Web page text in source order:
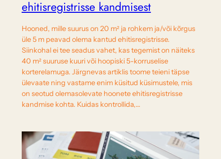
ehitisregistrisse kandmisest
Hooned, mille suurus on 20 m² ja rohkem ja/või kõrgus
üle 5 m peavad olema kantud ehitisregistrisse.
Siinkohal ei tee seadus vahet, kas tegemist on näiteks
40 m² suuruse kuuri või hoopiski 5-korruselise
korterelamuga. Järgnevas artiklis toome teieni täpse
ülevaate ning vastame enim küsitud küsimustele, mis
on seotud olemasolevate hoonete ehitisregistrisse
kandmise kohta. Kuidas kontrollida,…